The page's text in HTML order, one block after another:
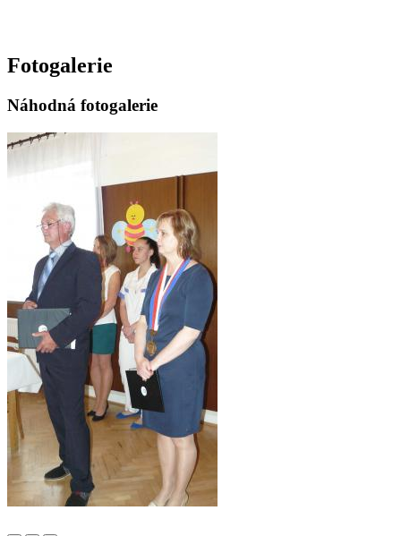
Fotogalerie
Náhodná fotogalerie